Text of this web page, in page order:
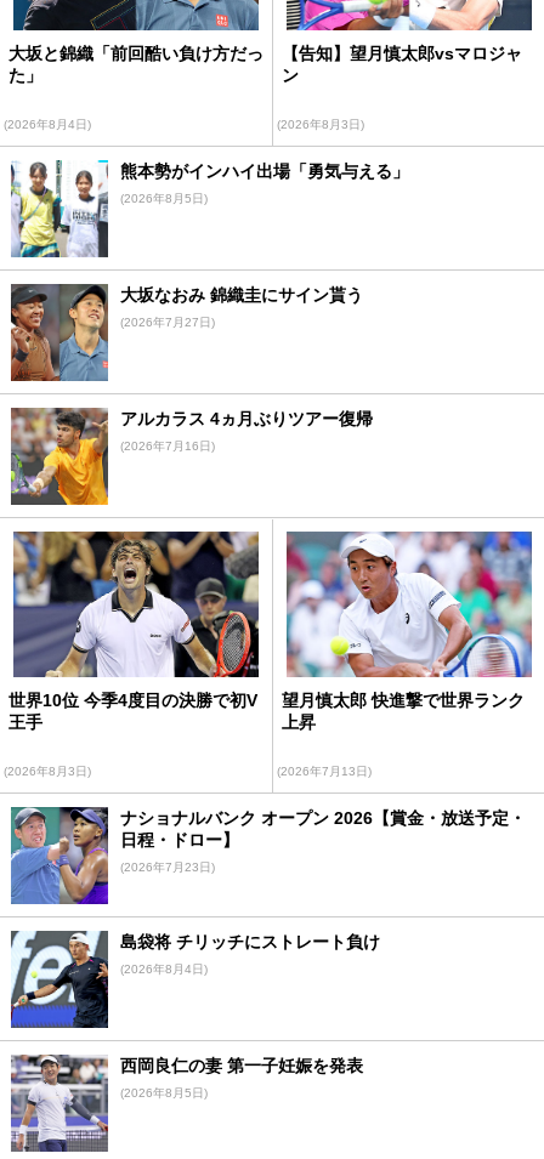
大坂と錦織「前回酷い負け方だっ
た」
(2026年8月4日)
【告知】望月慎太郎vsマロジャ
ン
(2026年8月3日)
熊本勢がインハイ出場「勇気与える」
(2026年8月5日)
大坂なおみ 錦織圭にサイン貰う
(2026年7月27日)
アルカラス 4ヵ月ぶりツアー復帰
(2026年7月16日)
世界10位 今季4度目の決勝で初V
王手
(2026年8月3日)
望月慎太郎 快進撃で世界ランク
上昇
(2026年7月13日)
ナショナルバンク オープン 2026【賞金・放送予定・
日程・ドロー】
(2026年7月23日)
島袋将 チリッチにストレート負け
(2026年8月4日)
西岡良仁の妻 第一子妊娠を発表
(2026年8月5日)